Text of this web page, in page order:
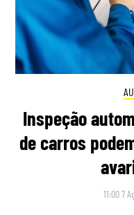
Inspeção
de carros
11:00 7